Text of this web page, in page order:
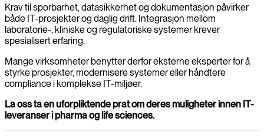
Få pris og tilgjengelighet
Krav til sporbarhet, datasikkerhet og dokumentasjon påvirker
både IT-prosjekter og daglig drift. Integrasjon mellom
laboratorie-, kliniske og regulatoriske systemer krever
spesialisert erfaring.
Mange virksomheter benytter derfor eksterne eksperter for å
styrke prosjekter, modernisere systemer eller håndtere
compliance i komplekse IT-miljøer.
La oss ta en uforpliktende prat om deres muligheter innen IT-
leveranser i pharma og life sciences.